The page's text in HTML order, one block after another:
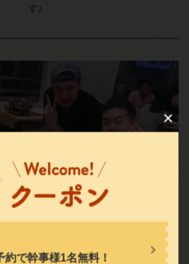
で幹事様1名無料！
す♪
情報をシェアする
９－３－６F